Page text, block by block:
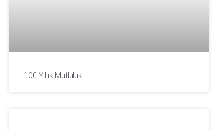
100 Yıllık Mutluluk